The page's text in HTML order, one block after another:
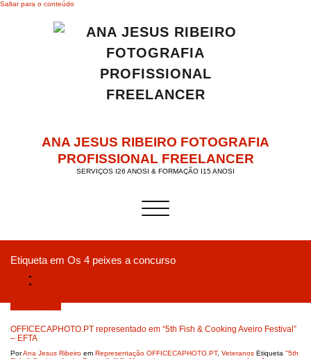
Saltar para o conteúdo
ANA JESUS RIBEIRO FOTOGRAFIA
PROFISSIONAL FREELANCER
SERVIÇOS I26 ANOSI & FORMAÇÃO I15 ANOSI
Alternar a navegação
Etiqueta em Os 4 peixes a concurso
OFFICECAPHOTO.PT representado em “5th Fish & Cooking Aveiro Festival”
– EFTA
PorAna Jesus Ribeiro em Representação OFFICECAPHOTO.PT, Veteranos Etiqueta "5th